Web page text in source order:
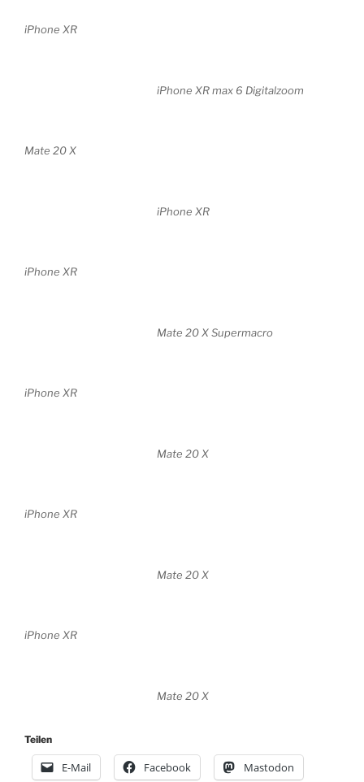
iPhone XR
iPhone XR max 6 Digitalzoom
Mate 20 X
iPhone XR
iPhone XR
Mate 20 X Supermacro
iPhone XR
Mate 20 X
iPhone XR
Mate 20 X
iPhone XR
Mate 20 X
Teilen
E-Mail Facebook Mastodon